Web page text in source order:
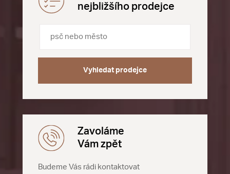
nejbližšího prodejce
Vyhledat prodejce
Zavoláme
Vám zpět
Budeme Vás rádi kontaktovat